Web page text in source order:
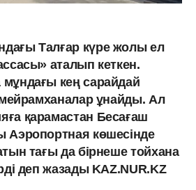
Талғар күре жолы ел
аталып кеткен.
кең сарайдай
мейрамханалар ұнайды. Ал
қарамастан Бесағаш
Аэропортная көшесінде
тағы да бірнеше тойхана
деп жазады KAZ.NUR.KZ